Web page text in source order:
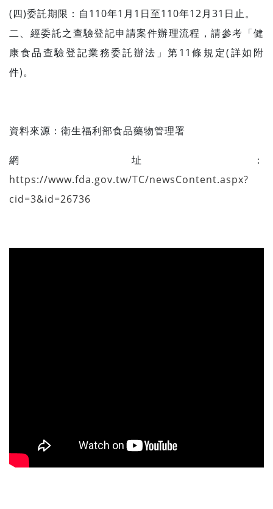
(四)委託期限：自110年1月1日至110年12月31日止。
二、經委託之查驗登記申請案件辦理流程，請參考「健
康食品查驗登記業務委託辦法」第11條規定(詳如附
件)。
資料來源： 衛生福利部食品藥物管理署
網址：
https://www.fda.gov.tw/TC/newsContent.aspx?
cid=3&id=26736